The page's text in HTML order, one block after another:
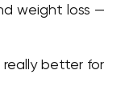
weight loss —
really better for